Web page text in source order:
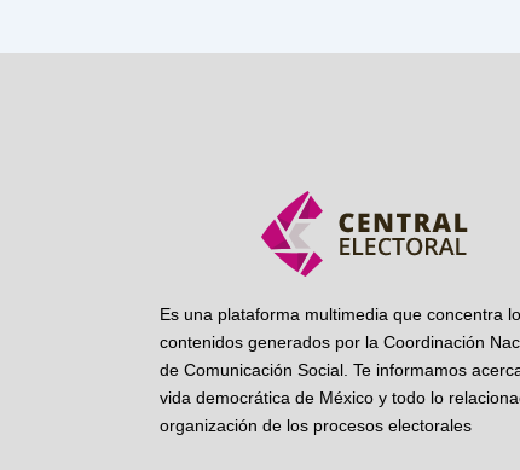
Es una plataforma multimedia que concentra
contenidos generados por la Coordinación
de Comunicación Social. Te informamos
vida democrática de México y todo lo
organización de los procesos electorales